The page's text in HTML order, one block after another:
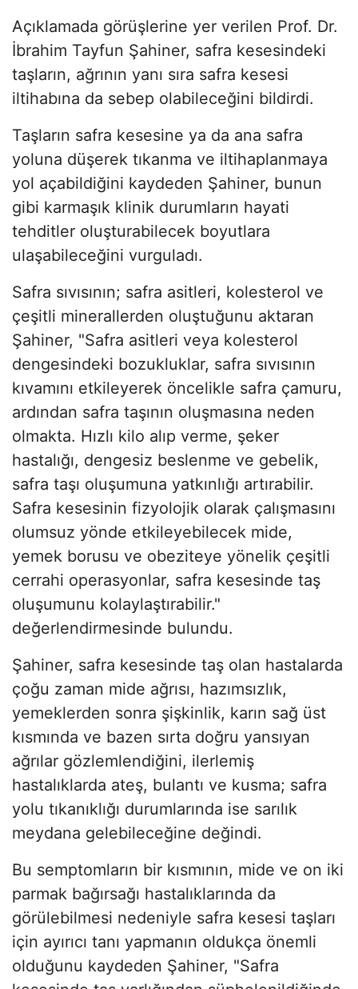
Açıklamada görüşlerine yer verilen Prof. Dr.
İbrahim Tayfun Şahiner, safra kesesindeki
taşların, ağrının yanı sıra safra kesesi
iltihabına da sebep olabileceğini bildirdi.
Taşların safra kesesine ya da ana safra
yoluna düşerek tıkanma ve iltihaplanmaya
yol açabildiğini kaydeden Şahiner, bunun
gibi karmaşık klinik durumların hayati
tehditler oluşturabilecek boyutlara
ulaşabileceğini vurguladı.
Safra sıvısının; safra asitleri, kolesterol ve
çeşitli minerallerden oluştuğunu aktaran
Şahiner, "Safra asitleri veya kolesterol
dengesindeki bozukluklar, safra sıvısının
kıvamını etkileyerek öncelikle safra çamuru,
ardından safra taşının oluşmasına neden
olmakta. Hızlı kilo alıp verme, şeker
hastalığı, dengesiz beslenme ve gebelik,
safra taşı oluşumuna yatkınlığı artırabilir.
Safra kesesinin fizyolojik olarak çalışmasını
olumsuz yönde etkileyebilecek mide,
yemek borusu ve obeziteye yönelik çeşitli
cerrahi operasyonlar, safra kesesinde taş
oluşumunu kolaylaştırabilir."
değerlendirmesinde bulundu.
Şahiner, safra kesesinde taş olan hastalarda
çoğu zaman mide ağrısı, hazımsızlık,
yemeklerden sonra şişkinlik, karın sağ üst
kısmında ve bazen sırta doğru yansıyan
ağrılar gözlemlendiğini, ilerlemiş
hastalıklarda ateş, bulantı ve kusma; safra
yolu tıkanıklığı durumlarında ise sarılık
meydana gelebileceğine değindi.
Bu semptomların bir kısmının, mide ve on iki
parmak bağırsağı hastalıklarında da
görülebilmesi nedeniyle safra kesesi taşları
için ayırıcı tanı yapmanın oldukça önemli
olduğunu kaydeden Şahiner, "Safra